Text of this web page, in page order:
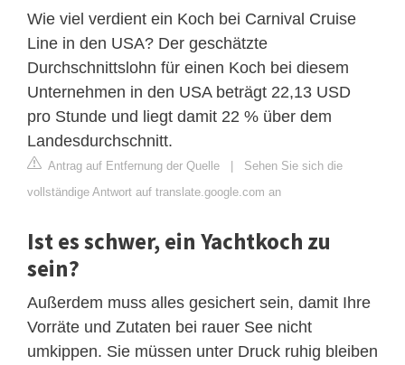
Wie viel verdient ein Koch bei Carnival Cruise
Line in den USA? Der geschätzte
Durchschnittslohn für einen Koch bei diesem
Unternehmen in den USA beträgt 22,13 USD
pro Stunde und liegt damit 22 % über dem
Landesdurchschnitt.
Antrag auf Entfernung der Quelle | Sehen Sie sich die
vollständige Antwort auf translate.google.com an
Ist es schwer, ein Yachtkoch zu
sein?
Außerdem muss alles gesichert sein, damit Ihre
Vorräte und Zutaten bei rauer See nicht
umkippen. Sie müssen unter Druck ruhig bleiben